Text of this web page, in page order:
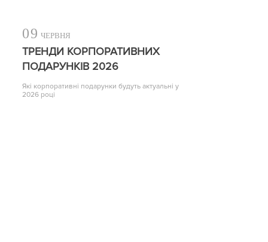
09 ЧЕРВНЯ
ТРЕНДИ КОРПОРАТИВНИХ
ПОДАРУНКІВ 2026
Які корпоративні подарунки будуть актуальні у
2026 році